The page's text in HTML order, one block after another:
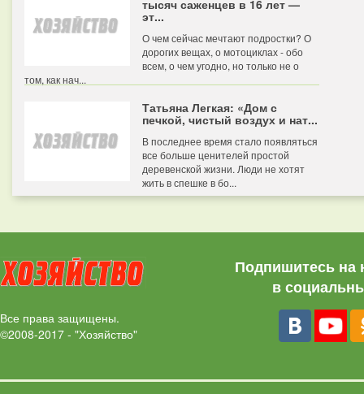
тысяч саженцев в 16 лет —
эт...
О чем сейчас мечтают подростки? О
дорогих вещах, о мотоциклах - обо
всем, о чем угодно, но только не о
том, как нач...
Татьяна Легкая: «Дом с
печкой, чистый воздух и нат...
В последнее время стало появляться
все больше ценителей простой
деревенской жизни. Люди не хотят
жить в спешке в бо...
Все права защищены.
©2008-2017 - "Хозяйство"
Подпишитесь на
в